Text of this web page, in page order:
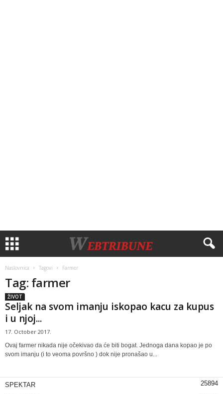
Naslovnica Tagovi Farmer
Tag: farmer
ŽIVOT
Seljak na svom imanju iskopao kacu za kupus
i u njoj...
17. October 2017.
Ovaj farmer nikada nije očekivao da će biti bogat. Jednoga dana kopao je po
svom imanju (i to veoma površno ) dok nije pronašao u...
SPEKTAR 25894